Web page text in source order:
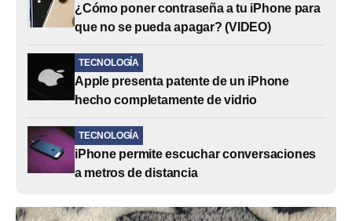
¿Cómo poner contraseña a tu iPhone para
que no se pueda apagar? (VIDEO)
TECNOLOGÍA
Apple presenta patente de un iPhone
hecho completamente de vidrio
TECNOLOGÍA
iPhone permite escuchar conversaciones
a metros de distancia